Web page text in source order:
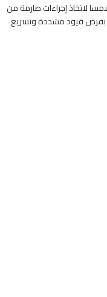
لاتخاذ إجراءات صارمة من
بفرض قيود مشددة وتسريع